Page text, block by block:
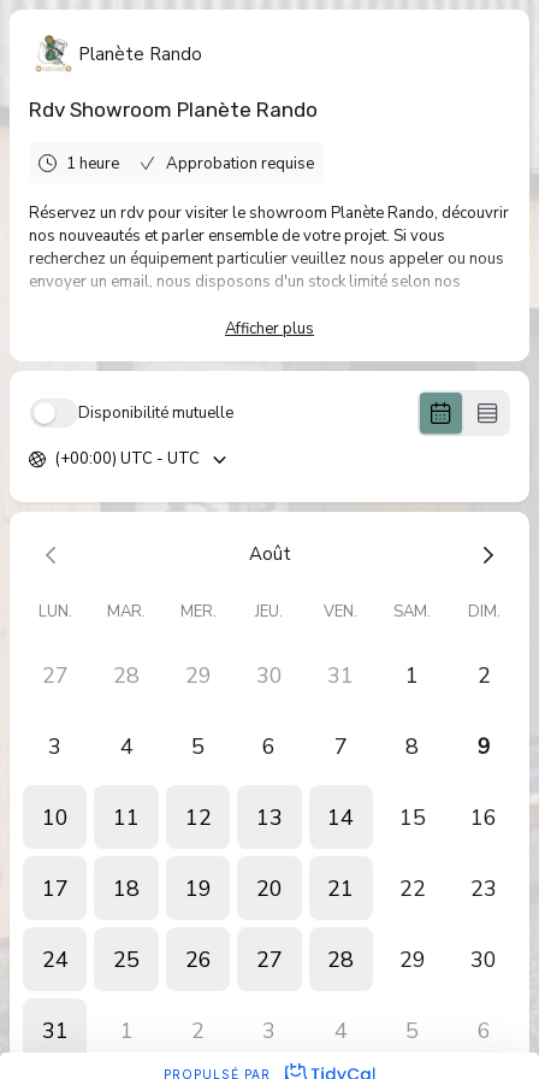
Planète Rando
Rdv Showroom Planète Rando
1 heure Approbation requise
Réservez un rdv pour visiter le showroom Planète Rando, découvrir
nos nouveautés et parler ensemble de votre projet. Si vous
recherchez un équipement particulier veuillez nous appeler ou nous
envoyer un email, nous disposons d'un stock limité selon nos
Afficher plus
Disponibilité mutuelle
(+00:00) UTC - UTC
Août
LUN. MAR. MER. JEU. VEN. SAM. DIM.
27 28 29 30 31 1 2
3 4 5 6 7 8 9
10 11 12 13 14 15 16
17 18 19 20 21 22 23
24 25 26 27 28 29 30
31 1 2 3 4 5 6
PROPULSÉ PAR